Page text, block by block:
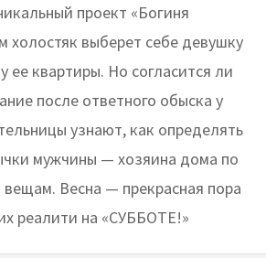
проект «Богиня
холостяк выберет себе девушку
ее квартиры. Но согласится ли
после ответного обыска у
узнают, как определять
мужчины — хозяина дома по
Весна — прекрасная пора
реалити на «СУББОТЕ!»